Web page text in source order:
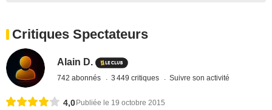
Critiques Spectateurs
Alain D.
742 abonnés 3 449 critiques Suivre son activité
4,0Publiée le 19 octobre 2015